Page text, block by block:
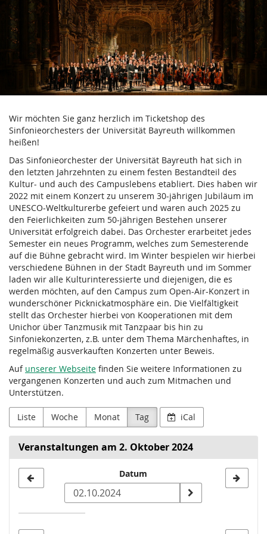
Zum
Haupt-
Inhalt
springen
Verein
der
Freunde
und
Förderer
des
Sinfonieorchesters
der
Universität
Bayreuth
e.V.
Wir möchten Sie ganz herzlich im Ticketshop des
Sinfonieorchesters der Universität Bayreuth willkommen
heißen!
Das Sinfonieorchester der Universität Bayreuth hat sich in
den letzten Jahrzehnten zu einem festen Bestandteil des
Kultur- und auch des Campuslebens etabliert. Dies haben wir
2022 mit einem Konzert zu unserem 30-jährigen Jubiläum im
UNESCO-Weltkulturerbe gefeiert und waren auch 2025 zu
den Feierlichkeiten zum 50-jährigen Bestehen unserer
Universität erfolgreich dabei. Das Orchester erarbeitet jedes
Semester ein neues Programm, welches zum Semesterende
auf die Bühne gebracht wird. Im Winter bespielen wir hierbei
verschiedene Bühnen in der Stadt Bayreuth und im Sommer
laden wir alle Kulturinteressierte und diejenigen, die es
werden möchten, auf den Campus zum Open-Air-Konzert in
wunderschöner Picknickatmosphäre ein. Die Vielfältigkeit
stellt das Orchester hierbei von Kooperationen mit dem
Unichor über Tanzmusik mit Tanzpaar bis hin zu
Sinfoniekonzerten, z.B. unter dem Thema Märchenhaftes, in
regelmäßig ausverkauften Konzerten unter Beweis.
Auf unserer Webseite finden Sie weitere Informationen zu
vergangenen Konzerten und auch zum Mitmachen und
Unterstützen.
Liste Woche Monat Tag iCal
Veranstaltungen am 2. Oktober 2024
zur
Anzeige
Datum